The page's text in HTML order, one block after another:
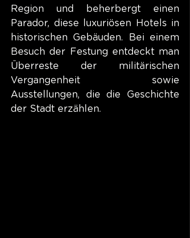
Region und beherbergt einen
Parador, diese luxuriösen Hotels in
historischen Gebäuden. Bei einem
Besuch der Festung entdeckt man
Überreste der militärischen
Vergangenheit sowie
Ausstellungen, die die Geschichte
der Stadt erzählen.